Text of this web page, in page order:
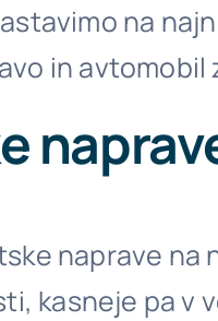
na
in
naprave
kasneje pa v